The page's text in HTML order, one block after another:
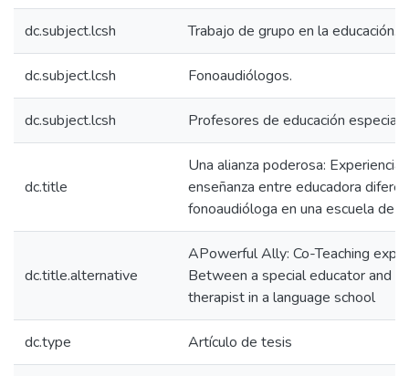
dc.subject.lcsh Trabajo de grupo en la educación.
dc.subject.lcsh Fonoaudiólogos.
dc.subject.lcsh Profesores de educación especial.
dc.title
Una alianza poderosa: Experiencia
enseñanza entre educadora
fonoaudióloga en una escuela de
dc.title.alternative
APowerful Ally: Co-Teaching
Between a special educator and a
therapist in a language school
dc.type Artículo de tesis